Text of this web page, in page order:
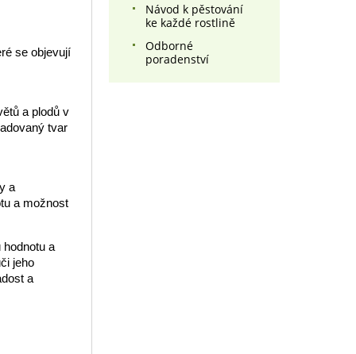
se objevují
a plodů v
tvar
a
a možnost
a
jeho
a
Návod k pěstování
ke každé rostlině
Odborné
poradenství